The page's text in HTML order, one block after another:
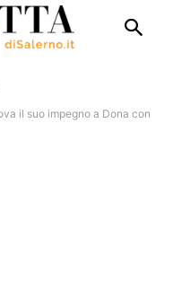
il suo impegno a Dona con